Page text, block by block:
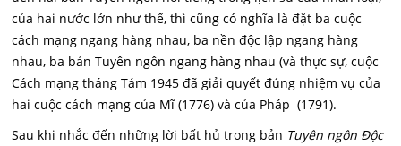
của hai nước lớn như thế, thì cũng có nghĩa là đặt ba cuộc
cách mạng ngang hàng nhau, ba nền độc lập ngang hàng
nhau, ba bản Tuyên ngôn ngang hàng nhau (và thực sự, cuộc
Cách mạng tháng Tám 1945 đã giải quyết đúng nhiệm vụ của
hai cuộc cách mạng của Mĩ (1776) và của Pháp (1791).
Sau khi nhắc đến những lời bất hủ trong bản Tuyên ngôn Độc